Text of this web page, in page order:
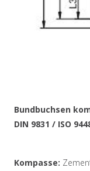
Bundbuchsen
DIN 9831 / ISO
Kompasse: